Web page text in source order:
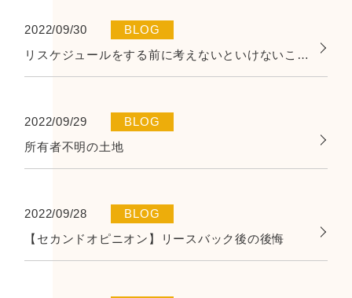
2022/09/30
BLOG
リスケジュールをする前に考えないといけないこと。
2022/09/29
BLOG
所有者不明の土地
2022/09/28
BLOG
【セカンドオピニオン】リースバック後の後悔